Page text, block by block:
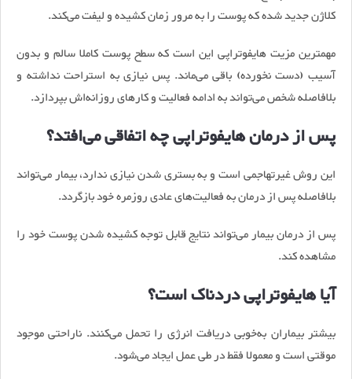
کلاژن جدید شده که پوست را به مرور زمان کشیده و لیفت می‌کند.
مهمترین مزیت هایفوتراپی این است که سطح پوست کاملا سالم و بدون
آسیب (دست نخورده) باقی می‌ماند. پس نیازی به استراحت نداشته و
بلافاصله شخص می‌تواند به ادامه فعالیت و کارهای روزانه‌اش بپردازد.
پس از درمان هایفوتراپی چه اتفاقی می‌افتد؟
این روش غیرتهاجمی است و به بستری شدن نیازی ندارد، بیمار می‌تواند
بلافاصله پس از درمان به فعالیت‌های عادی روزمره خود بازگردد.
پس از درمان بیمار می‌تواند نتایج قابل ‌توجه کشیده شدن پوست خود را
مشاهده کند.
آیا هایفوتراپی دردناک است؟
بیشتر بیماران به‌خوبی دریافت انرژی را تحمل می‌کنند. ناراحتی موجود
موقتی است و معمولا فقط در طی عمل ایجاد می‌شود.